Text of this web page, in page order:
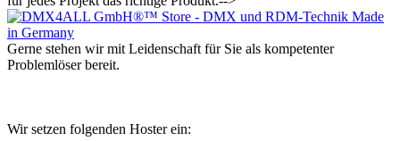
Gerne stehen wir mit Leidenschaft für Sie als kompetenter
Problemlöser bereit.
Wir setzen folgenden Hoster ein: